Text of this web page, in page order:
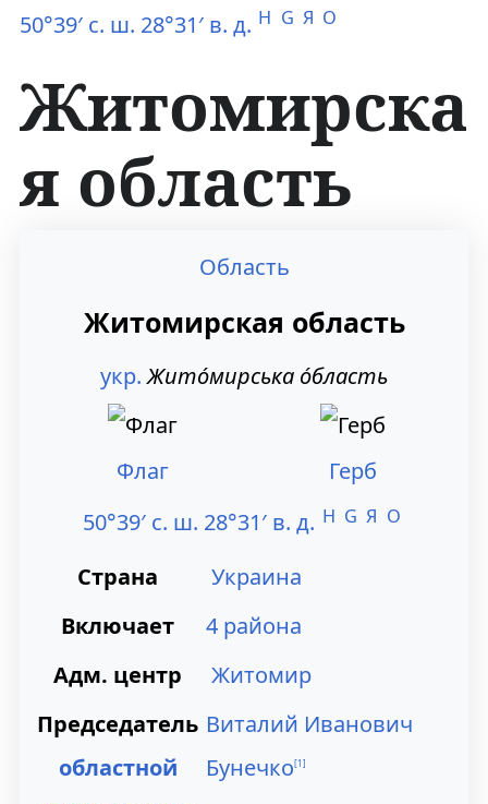
50°39′ с. ш. 28°31′ в. д. H G Я O
Житомирска
я область
Область
Житомирская область
укр. Жито́мирська о́бласть
Флаг
Герб
50°39′ с. ш. 28°31′ в. д. H G Я O
Страна
Украина
Включает
4 района
Адм. центр
Житомир
Председатель
областной
Виталий Иванович
Бунечко[1]